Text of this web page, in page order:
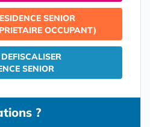
SENIOR
OCCUPANT)
SENIOR
?